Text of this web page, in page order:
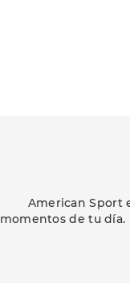
American Sport
momentos de tu día.